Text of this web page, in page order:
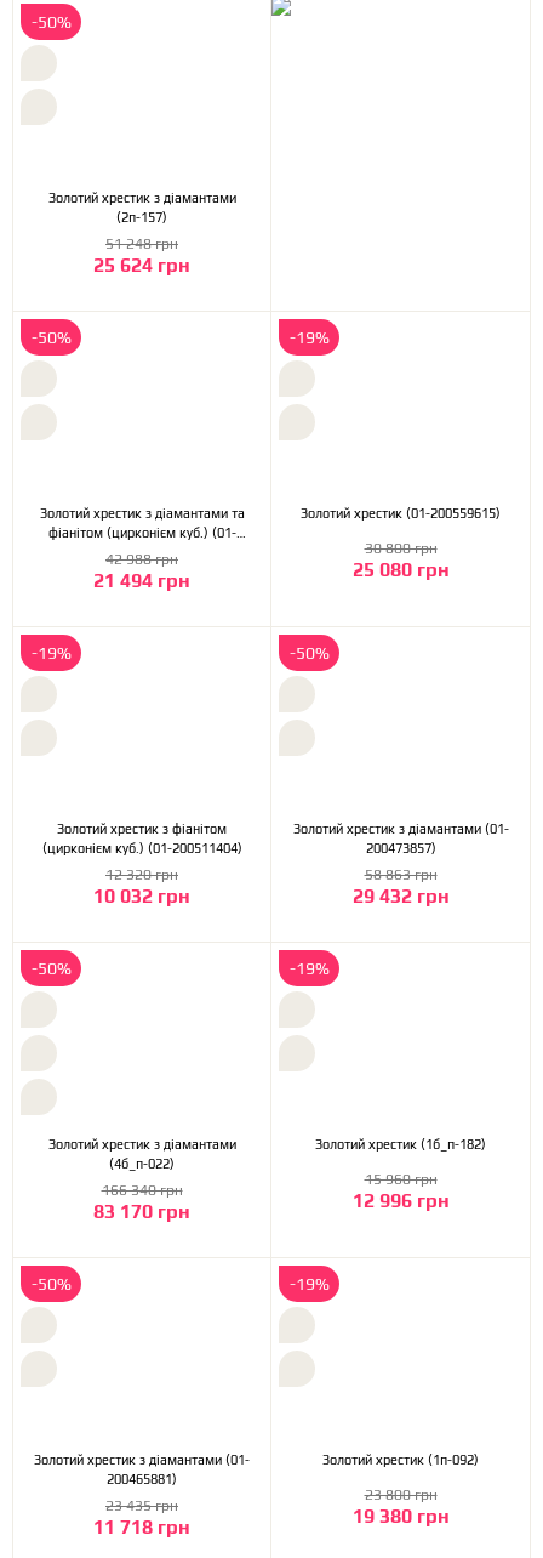
-50%
Золотий хрестик з діамантами
(2п-157)
25 624 грн
51 248 грн
-50%
Золотий хрестик з діамантами та
фіанітом (цирконієм куб.) (01-
200552644)
21 494 грн
42 988 грн
-19%
Золотий хрестик (01-200559615)
25 080 грн
30 800 грн
-19%
Золотий хрестик з фіанітом
(цирконієм куб.) (01-200511404)
10 032 грн
12 320 грн
-50%
Золотий хрестик з діамантами (01-
200473857)
29 432 грн
58 863 грн
-50%
Золотий хрестик з діамантами
(4б_п-022)
83 170 грн
166 340 грн
-19%
Золотий хрестик (1б_п-182)
12 996 грн
15 960 грн
-50%
Золотий хрестик з діамантами (01-
200465881)
11 718 грн
23 435 грн
-19%
Золотий хрестик (1п-092)
19 380 грн
23 800 грн